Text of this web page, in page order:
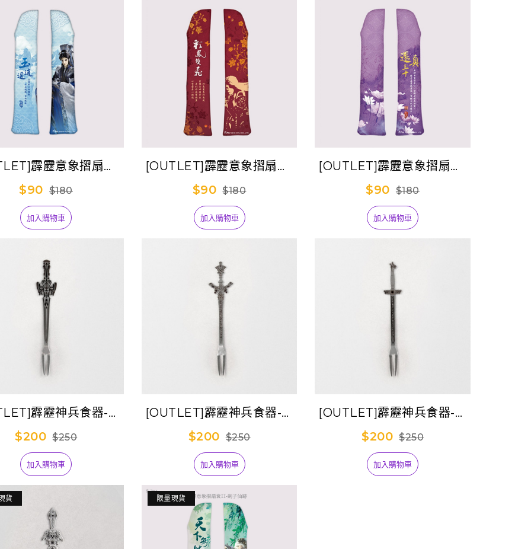
霹靂意象摺扇套-
天跡
$90 $180
加入購物車
[OUTLET]霹靂意象摺扇套-
彩鳳雙飛(蝴蝶君)
$90 $180
加入購物車
[OUTLET]霹靂意象摺扇套-
還真三十(素還真)
$90 $180
加入購物車
霹靂神兵食器-正
法(水果叉)
$200 $250
加入購物車
[OUTLET]霹靂神兵食器-神
諭(水果叉)
$200 $250
加入購物車
[OUTLET]霹靂神兵食器-龍
氣劍(水果叉)
$200 $250
加入購物車
貨 限量現貨